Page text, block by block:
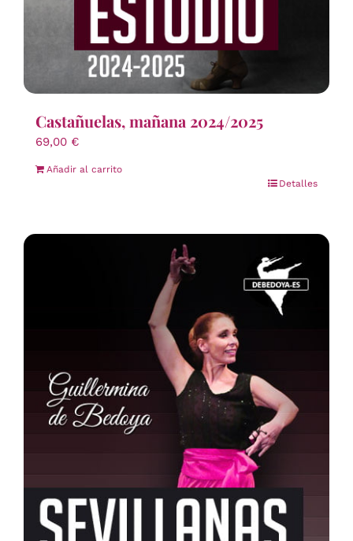
Castañuelas, mañana 2024/2025
69,00 €
Añadir al carrito
Detalles